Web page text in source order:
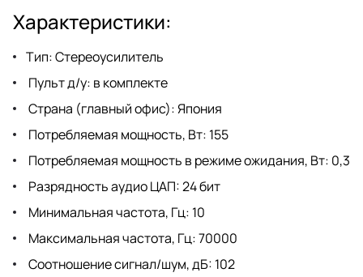
Характеристики:
Тип: Стереоусилитель
Пульт д/у: в комплекте
Страна (главный офис): Япония
Потребляемая мощность, Вт: 155
Потребляемая мощность в режиме ожидания, Вт: 0,3
Разрядность аудио ЦАП: 24 бит
Минимальная частота, Гц: 10
Максимальная частота, Гц: 70000
Соотношение сигнал/шум, дБ: 102